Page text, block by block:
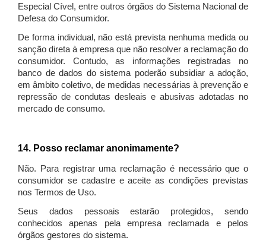
Especial Cível, entre outros órgãos do Sistema Nacional de
Defesa do Consumidor.
De forma individual, não está prevista nenhuma medida ou
sanção direta à empresa que não resolver a reclamação do
consumidor. Contudo, as informações registradas no
banco de dados do sistema poderão subsidiar a adoção,
em âmbito coletivo, de medidas necessárias à prevenção e
repressão de condutas desleais e abusivas adotadas no
mercado de consumo.
14. Posso reclamar anonimamente?
Não. Para registrar uma reclamação é necessário que o
consumidor se cadastre e aceite as condições previstas
nos Termos de Uso.
Seus dados pessoais estarão protegidos, sendo
conhecidos apenas pela empresa reclamada e pelos
órgãos gestores do sistema.